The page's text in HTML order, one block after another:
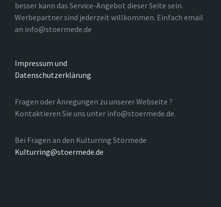
besser kann das Service-Angebot dieser Seite sein.
Werbepartner sind jederzeit willkommen. Einfach email
an info@stoermede.de
Impressum und
Datenschutzerklärung
Fragen oder Anregungen zu unserer Webseite ?
Kontaktieren Sie uns unter info@stoermede.de.
Bei Fragen an den Kulturring Störmede
Kulturring@stoermede.de